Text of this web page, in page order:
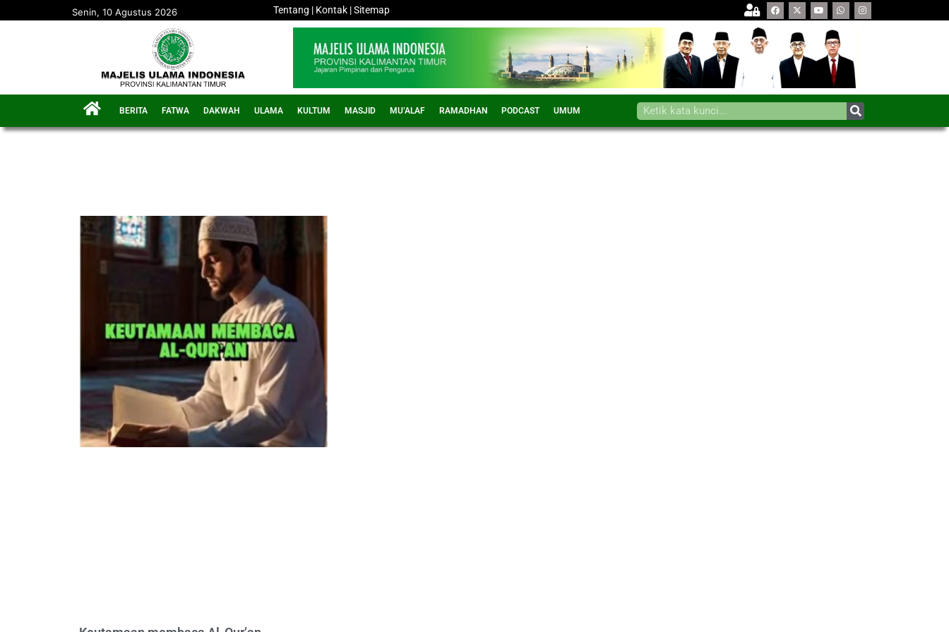
Senin, 10 Agustus 2026 Tentang | Kontak |Sitemap
BERITA FATWA DAKWAH ULAMA KULTUM MASJID MU’ALAF RAMADHAN PODCAST UMUM